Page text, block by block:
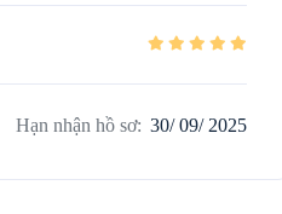
Hạn nhận hồ sơ: 30/ 09/ 2025